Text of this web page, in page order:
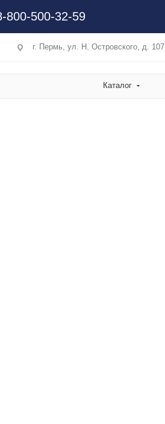
800-500-32-59
г. Пермь, ул. Н. Островского, д. 107
Каталог